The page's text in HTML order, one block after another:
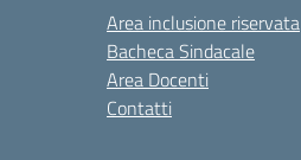
Area inclusione riservata
Bacheca Sindacale
Area Docenti
Contatti